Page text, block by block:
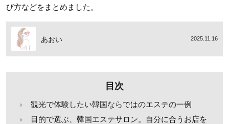
び方などをまとめました。
あおい 2025.11.16
目次
観光で体験したい韓国ならではのエステの一例
目的で選ぶ、韓国エステサロン。自分に合うお店を